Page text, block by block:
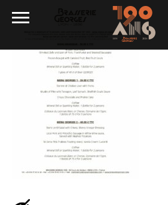
DAILY SPECIALS
LA GEORGES
DINING ROOMS
CONTACT